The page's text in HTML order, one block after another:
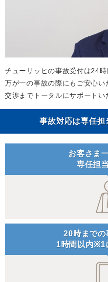
チューリッヒの事故受付は24時
万が一の事故の際にもご安心
交渉までトータルにサポートい
事故対応は専任
お客さま
専任担
20時までの
1時間以内※1